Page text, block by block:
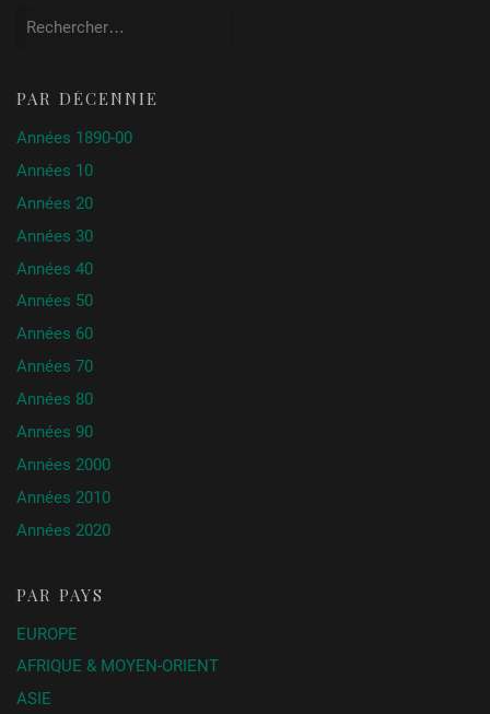
PAR DÉCENNIE
Années 1890-00
Années 10
Années 20
Années 30
Années 40
Années 50
Années 60
Années 70
Années 80
Années 90
Années 2000
Années 2010
Années 2020
PAR PAYS
EUROPE
AFRIQUE & MOYEN-ORIENT
ASIE